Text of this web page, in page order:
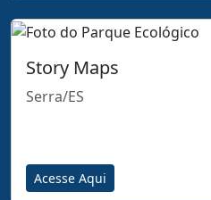
Story Maps
Serra/ES
Acesse Aqui